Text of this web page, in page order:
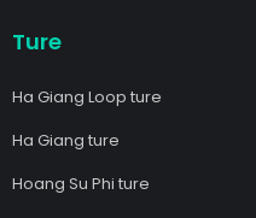
Ture
Ha Giang Loop ture
Ha Giang ture
Hoang Su Phi ture